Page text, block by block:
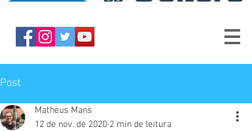
Post
Matheus Mans
12 de nov. de 2020 2 min de leitura